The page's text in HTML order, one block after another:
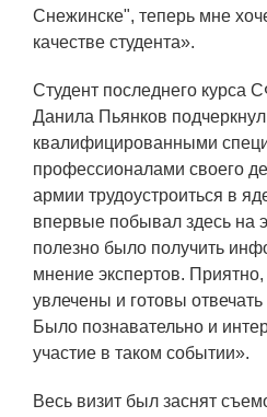
Технологии
Электротехника
Системы безопасности
Услуги
Прочая продукция
Испытательный центр
СОЦИАЛЬНАЯ
Охрана окружающей
Снежинске", теперь мне
качестве студента».
Студент последнего
Данила Пьянков
квалифицированными
профессионалами своего
армии трудоустроиться в
впервые побывал здесь на
полезно было получить
мнение экспертов.
увлечены и готовы
Было познавательно и
участие в таком событии».
Весь визит был заснят